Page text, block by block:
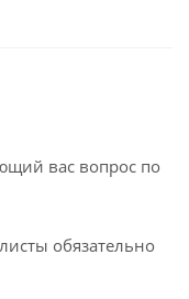
вас вопрос по
обязательно